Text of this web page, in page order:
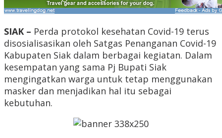
SIAK – Perda protokol kesehatan Covid-19 terus
disosialisasikan oleh Satgas Penanganan Covid-19
Kabupaten Siak dalam berbagai kegiatan. Dalam
kesempatan yang sama Pj Bupati Siak
mengingatkan warga untuk tetap menggunakan
masker dan menjadikan hal itu sebagai
kebutuhan.